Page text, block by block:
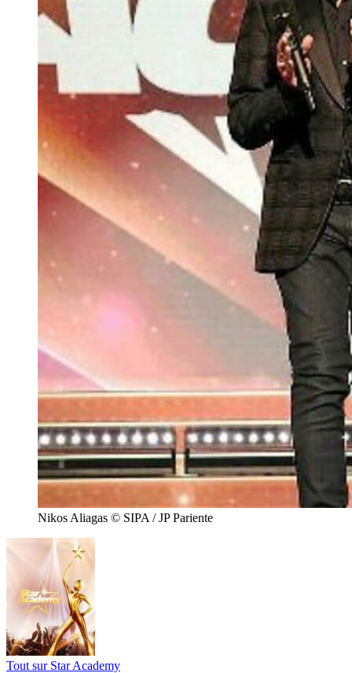
Nikos Aliagas © SIPA / JP Pariente
Tout sur Star Academy